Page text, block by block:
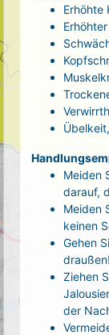
Erhöhte
Meiden
darauf,
Meiden
keinen
Gehen
draußen!
Ziehen
der